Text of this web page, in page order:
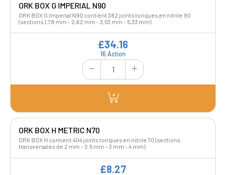
ORK BOX G IMPERIAL N90
ORK BOX G Imperial N90 contient 382 joints toriques en nitrile 90
(sections 1,78 mm - 2,62 mm - 3,53 mm - 5,33 mm)
16 Action
£34.16
ORK BOX H METRIC N70
ORK BOX H contient 404 joints toriques en nitrile 70 (sections
transversales de 2 mm - 2.5 mm - 3 mm - 4 mm)
£8.27